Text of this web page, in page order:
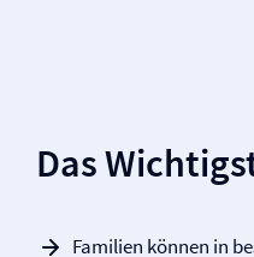
Das
Familien können in